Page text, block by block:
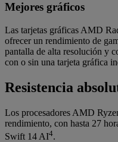
Mejores gráficos
Las tarjetas gráficas AMD
ofrecer un rendimiento de
pantalla de alta resolución y
con o sin una tarjeta gráfica
Resistencia
Los procesadores AMD
rendimiento, con hasta 27
Swift 14 AI4.